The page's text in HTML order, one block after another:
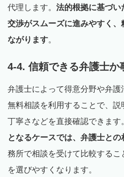
代理します。 法的根拠に基づい
交渉がスムーズに進みやすく
ながります。
4-4. 信頼できる弁護士か
弁護士によって得意分野や弁護
無料相談を利用することで、
丁寧さなどを直接確認できます
となるケースでは、弁護士との
務所で相談を受けて比較する
を選びやすくなります。